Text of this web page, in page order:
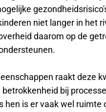
niet langer in het
daarom op de
raakt deze
bij
hen is er vaak wel ruimte